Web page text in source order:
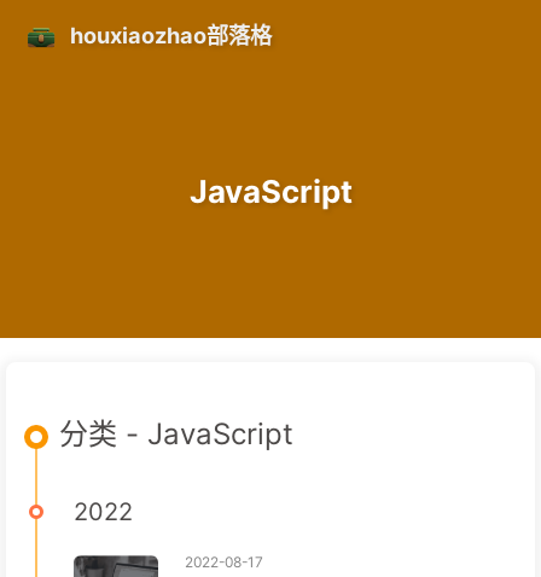
houxiaozhao部落格
JavaScript
分类 - JavaScript
2022
2022-08-17